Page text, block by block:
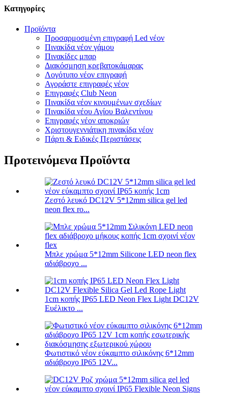
Κατηγορίες
Προϊόντα
Προσαρμοσμένη επιγραφή Led νέον
Πινακίδα νέον γάμου
Πινακίδες μπαρ
Διακόσμηση κρεβατοκάμαρας
Λογότυπο νέον επιγραφή
Αγοράστε επιγραφές νέον
Επιγραφές Club Neon
Πινακίδα νέον κινουμένων σχεδίων
Πινακίδα νέου Αγίου Βαλεντίνου
Επιγραφές νέον αποκριών
Χριστουγεννιάτικη πινακίδα νέον
Πάρτι & Ειδικές Περιστάσεις
Προτεινόμενα Προϊόντα
Ζεστό λευκό DC12V 5*12mm silica gel led
neon flex ro...
Μπλε χρώμα 5*12mm Silicone LED neon flex
αδιάβροχο ...
1cm κοπής IP65 LED Neon Flex Light DC12V
Ευέλικτο ...
Φωτιστικό νέον εύκαμπτο σιλικόνης 6*12mm
αδιάβροχο IP65 12V...